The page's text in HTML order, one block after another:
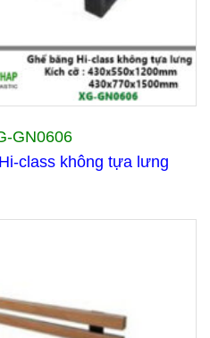
GN0606
class không tựa lưng